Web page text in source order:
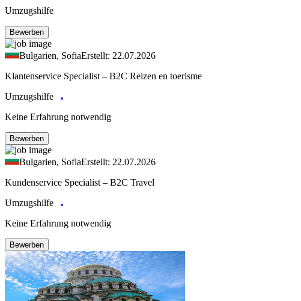
Umzugshilfe
Bewerben
Bulgarien, SofiaErstellt: 22.07.2026
Klantenservice Specialist – B2C Reizen en toerisme
Umzugshilfe
Keine Erfahrung notwendig
Bewerben
Bulgarien, SofiaErstellt: 22.07.2026
Kundenservice Specialist – B2C Travel
Umzugshilfe
Keine Erfahrung notwendig
Bewerben